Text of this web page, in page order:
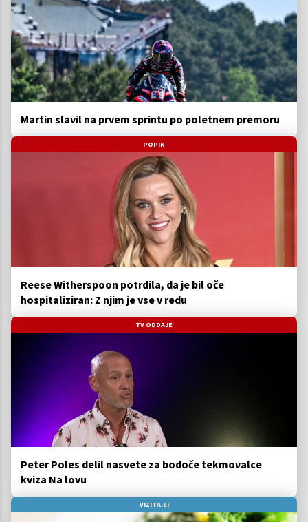
Martin slavil na prvem sprintu po poletnem premoru
POPIN
Reese Witherspoon potrdila, da je bil oče
hospitaliziran: Z njim je vse v redu
TV ODDAJE
Peter Poles delil nasvete za bodoče tekmovalce
kviza Na lovu
VIZITA.SI